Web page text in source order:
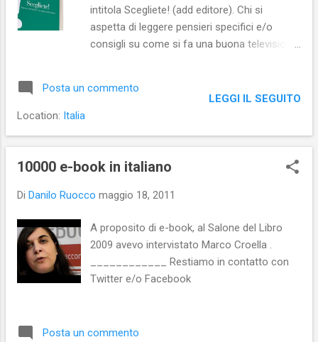
intitola Scegliete! (add editore). Chi si
aspetta di leggere pensieri specifici e/o
consigli su come si fa una buona televisione
programmi TV di successo. Quelle di Ruffini,
salda, si darebbero per cosa nota e non
dovrebbero essere rivendicate come
Ruffini sembrano necessarie e questo, in
parole e assai sbrigativamente, il pensiero di
Ruffini può essere sintetizzato dicendo che
per il direttore di Rai3 a base di una buona
televisione ci deve essere la libertà. Libertà
Libertà di pensare che il pluralismo
Posta un commento
Location: Italia
LEGGI IL SEGUITO
10000 e-book in italiano
Di Danilo Ruocco maggio 18, 2011
A proposito di e-book, al Salone del Libro
2009 avevo intervistato Marco Croella .
____________ Restiamo in contatto con
Twitter e/o Facebook
Posta un commento